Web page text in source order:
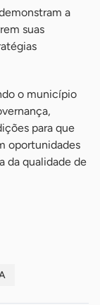
a
suas
o município
para que
oportunidades
da qualidade de